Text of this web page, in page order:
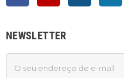
NEWSLETTER